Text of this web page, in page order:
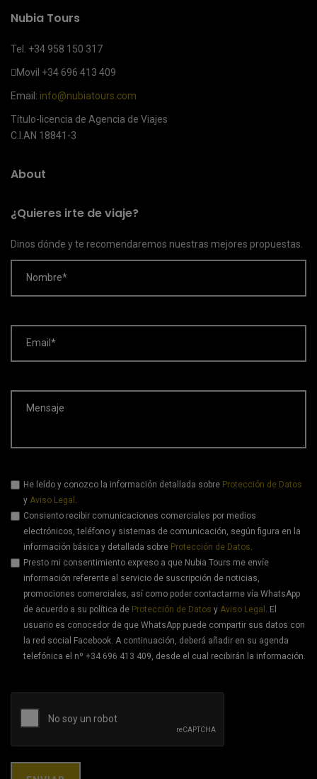
Nubia Tours
Tel. +34 958 150 317
Movil +34 696 413 409
Email: info@nubiatours.com
Título-licencia de Agencia de Viajes
C.I.AN 18841-3
About
¿Quieres irte de viaje?
Dinos dónde y te recomendaremos nuestras mejores propuestas.
Nombre*
Email*
Mensaje
He leído y conozco la información detallada sobre Protección de Datos
y Aviso Legal .
Consiento recibir comunicaciones comerciales por medios
electrónicos, teléfono y sistemas de comunicación, según figura en la
información básica y detallada sobre Protección de Datos.
Presto mi consentimiento expreso a que Nubia Tours me envíe
información referente al servicio de suscripción de noticias,
promociones comerciales, así como poder contactarme vía WhatsApp
de acuerdo a su política de Protección de Datos y Aviso Legal . El
usuario es conocedor de que WhatsApp puede compartir sus datos con
la red social Facebook. A continuación, deberá añadir en su agenda
telefónica el nº +34 696 413 409, desde el cual recibirán la información.